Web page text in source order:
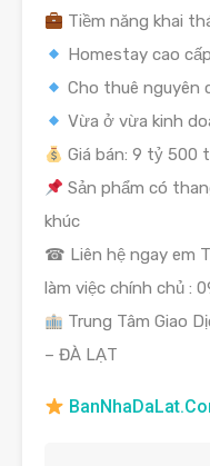
Tiềm năng khai
Homestay cao
Cho thuê nguyên
Vừa ở vừa kinh
Giá bán: 9 tỷ 500
Sản phẩm có
khúc
☎ Liên hệ ngay em
làm việc chính chủ :
Trung Tâm Giao
– ĐÀ LẠT